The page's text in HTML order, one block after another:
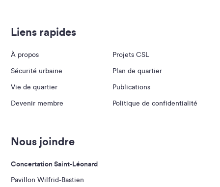
Liens rapides
À propos Projets CSL
Sécurité urbaine Plan de quartier
Vie de quartier Publications
Devenir membre Politique de confidentialité
Nous joindre
Concertation Saint-Léonard
Pavillon Wilfrid-Bastien